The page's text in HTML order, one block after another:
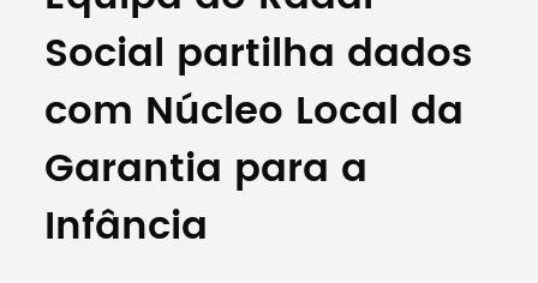
Tipo de conteúdo
Social partilha dados
com Núcleo Local da
Garantia para a
Infância